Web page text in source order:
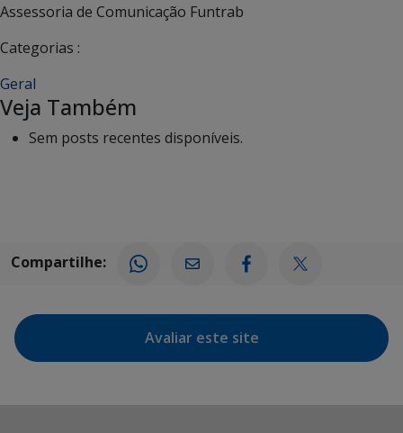
Assessoria de Comunicação Funtrab
Categorias :
Geral
Veja Também
Sem posts recentes disponíveis.
Compartilhe:
Avaliar este site